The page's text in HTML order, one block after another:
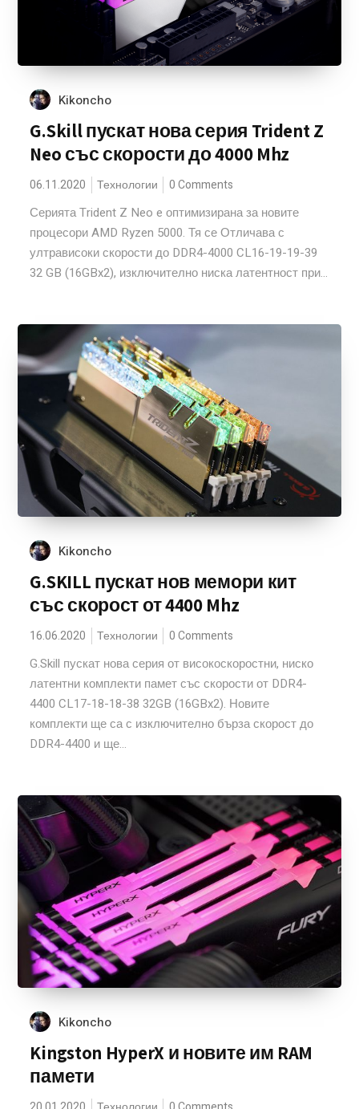
Kikoncho
G.Skill пускат нова серия Trident Z
Neo със скорости до 4000 Mhz
06.11.2020 Технологии 0 Comments
Серията Trident Z Neo e оптимизирана за новите
процесори AMD Ryzen 5000. Тя се Отличава с
ултрависоки скорости до DDR4-4000 CL16-19-19-39
32 GB (16GBx2), изключително ниска латентност при...
Kikoncho
G.SKILL пускат нов мемори кит
със скорост от 4400 Mhz
16.06.2020 Технологии 0 Comments
G.Skill пускат нова серия от високоскоростни, ниско
латентни комплекти памет със скорости от DDR4-
4400 CL17-18-18-38 32GB (16GBx2). Новите
комплекти ще са с изключително бърза скорост до
DDR4-4400 и ще...
Kikoncho
Kingston HyperX и новите им RAM
памети